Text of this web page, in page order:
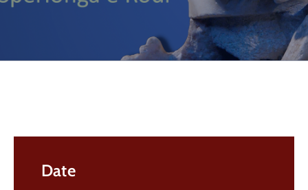
Date